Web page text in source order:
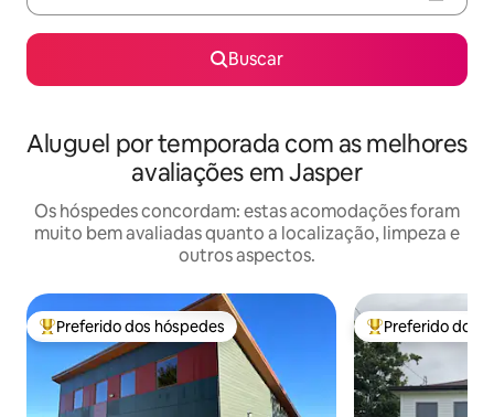
Buscar
Aluguel por temporada com as melhores
avaliações em Jasper
Os hóspedes concordam: estas acomodações foram
muito bem avaliadas quanto a localização, limpeza e
outros aspectos.
Entre os melhores preferidos dos hóspedes
Preferido dos hóspedes Entre os
Preferido dos